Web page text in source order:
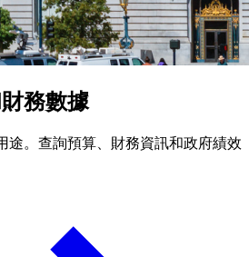
務數據
途。查詢預算、財務資訊和政府績效